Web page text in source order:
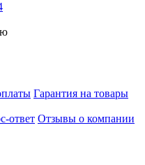
Гарантия на товары
ответ Отзывы о компании